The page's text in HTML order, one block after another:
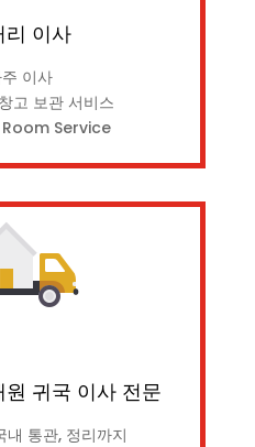
리 이사
이사
고 보관 서비스
Service
귀국 이사 전문
내 통관, 정리까지